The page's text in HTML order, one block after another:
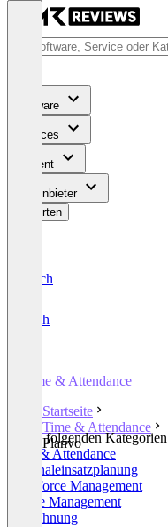
Software
Services
Content
Für Anbieter
Bewerten
Deutsch
English
Time & Attendance
Startseite
Time & Attendance
Planvo
In den folgenden
Time & Attendance
Personaleinsatzplanung
Workforce Management
Jobsite Management
E-Rechnung